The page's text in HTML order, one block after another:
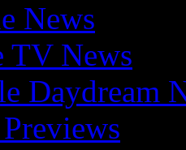
News
TV News
Daydream